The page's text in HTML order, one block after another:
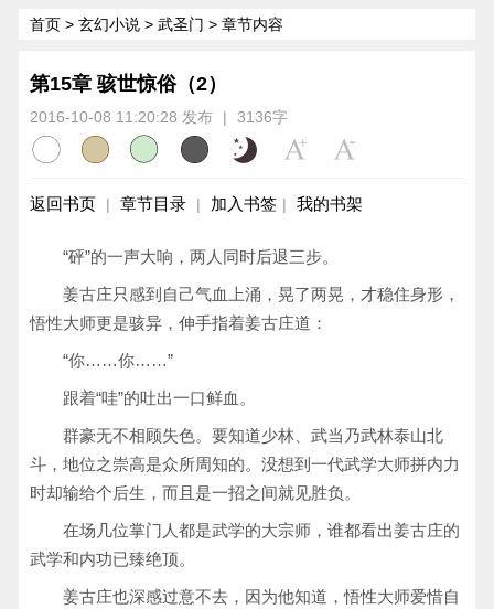
首页 > 玄幻小说 > 武圣门 > 章节内容
第15章 骇世惊俗（2）
2016-10-08 11:20:28 发布 | 3136字
返回书页 | 章节目录 | 加入书签 | 我的书架
“砰”的一声大响，两人同时后退三步。
姜古庄只感到自己气血上涌，晃了两晃，才稳住身形，
悟性大师更是骇异，伸手指着姜古庄道：
“你……你……”
跟着“哇”的吐出一口鲜血。
群豪无不相顾失色。要知道少林、武当乃武林泰山北
斗，地位之崇高是众所周知的。没想到一代武学大师拼内力
时却输给个后生，而且是一招之间就见胜负。
在场几位掌门人都是武学的大宗师，谁都看出姜古庄的
武学和内功已臻绝顶。
姜古庄也深感过意不去，因为他知道，悟性大师爱惜自